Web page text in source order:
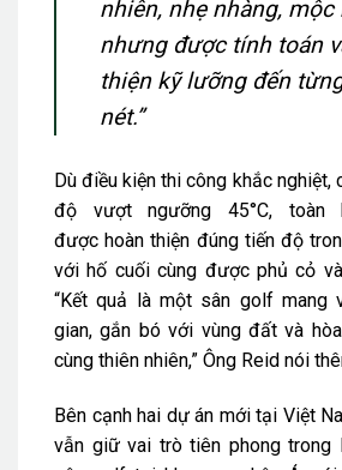
nhiên, nhẹ nhàng, mộc
nhưng được tính toán
thiện kỹ lưỡng đến
nét.”
Dù điều kiện thi công khắc nghiệt,
độ vượt ngưỡng 45°C,
được hoàn thiện đúng tiến độ
với hố cuối cùng được phủ cỏ
“Kết quả là một sân golf mang
gian, gắn bó với vùng đất và
cùng thiên nhiên,” Ông Reid nói
Bên cạnh hai dự án mới tại Việt
vẫn giữ vai trò tiên phong trong